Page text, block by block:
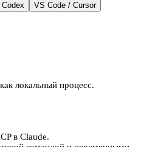
Codex VS Code / Cursor
локальный процесс.
в Claude.